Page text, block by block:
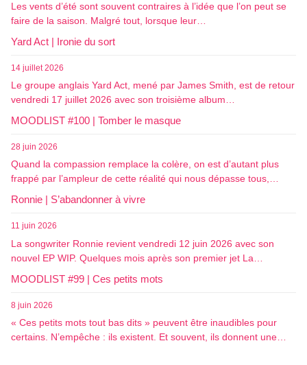
Les vents d’été sont souvent contraires à l’idée que l’on peut se
faire de la saison. Malgré tout, lorsque leur…
Yard Act | Ironie du sort
14 juillet 2026
Le groupe anglais Yard Act, mené par James Smith, est de retour
vendredi 17 juillet 2026 avec son troisième album…
MOODLIST #100 | Tomber le masque
28 juin 2026
Quand la compassion remplace la colère, on est d’autant plus
frappé par l’ampleur de cette réalité qui nous dépasse tous,…
Ronnie | S’abandonner à vivre
11 juin 2026
La songwriter Ronnie revient vendredi 12 juin 2026 avec son
nouvel EP WIP. Quelques mois après son premier jet La…
MOODLIST #99 | Ces petits mots
8 juin 2026
« Ces petits mots tout bas dits » peuvent être inaudibles pour
certains. N’empêche : ils existent. Et souvent, ils donnent une…